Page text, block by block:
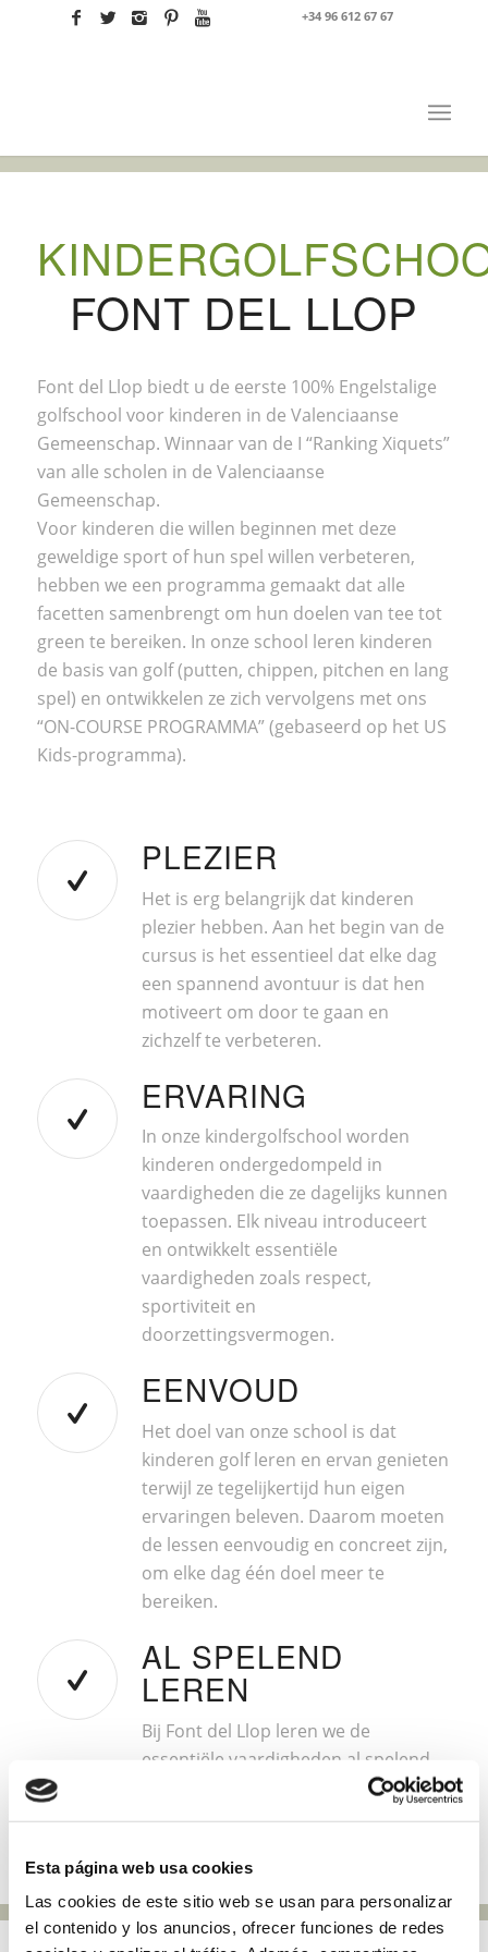
Esta página web usa cookies
Las cookies de este sitio web se usan para personalizar
el contenido y los anuncios, ofrecer funciones de redes
+34 96 612 67 67
FONT DEL LLOP
Font del Llop biedt u de eerste 100% Engelstalige
golfschool voor kinderen in de Valenciaanse
Gemeenschap. Winnaar van de I “Ranking Xiquets”
van alle scholen in de Valenciaanse
Gemeenschap.
Voor kinderen die willen beginnen met deze
geweldige sport of hun spel willen verbeteren,
hebben we een programma gemaakt dat alle
facetten samenbrengt om hun doelen van tee tot
green te bereiken. In onze school leren kinderen
de basis van golf (putten, chippen, pitchen en lang
spel) en ontwikkelen ze zich vervolgens met ons
“ON-COURSE PROGRAMMA” (gebaseerd op het US
Kids-programma).
PLEZIER
Het is erg belangrijk dat kinderen
plezier hebben. Aan het begin van de
cursus is het essentieel dat elke dag
een spannend avontuur is dat hen
motiveert om door te gaan en
zichzelf te verbeteren.
ERVARING
In onze kindergolfschool worden
kinderen ondergedompeld in
vaardigheden die ze dagelijks kunnen
toepassen. Elk niveau introduceert
en ontwikkelt essentiële
vaardigheden zoals respect,
sportiviteit en
doorzettingsvermogen.
EENVOUD
Het doel van onze school is dat
kinderen golf leren en ervan genieten
terwijl ze tegelijkertijd hun eigen
ervaringen beleven. Daarom moeten
de lessen eenvoudig en concreet zijn,
om elke dag één doel meer te
bereiken.
AL SPELEND
LEREN
Bij Font del Llop leren we de
essentiële vaardigheden al spelend.